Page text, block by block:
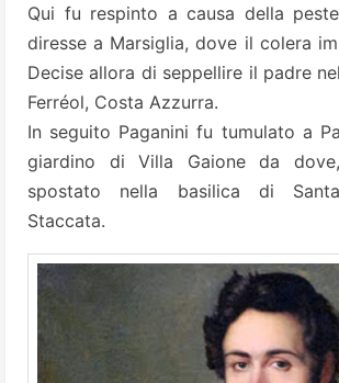
Qui fu respinto a causa della
diresse a Marsiglia, dove il colera
Decise allora di seppellire il padre
Ferréol, Costa Azzurra.
In seguito Paganini fu tumulato a
giardino di Villa Gaione da
spostato nella basilica di
Staccata.